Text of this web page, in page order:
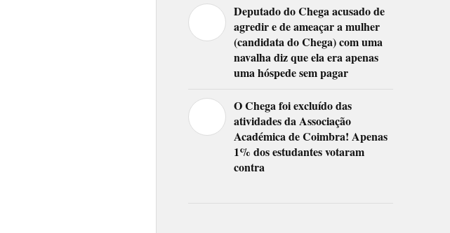
Deputado do Chega acusado de
agredir e de ameaçar a mulher
(candidata do Chega) com uma
navalha diz que ela era apenas
uma hóspede sem pagar
O Chega foi excluído das
atividades da Associação
Académica de Coimbra! Apenas
1% dos estudantes votaram
contra